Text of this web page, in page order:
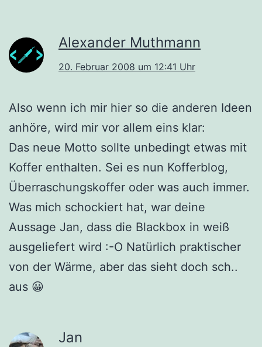
Alexander Muthmann
20. Februar 2008 um 12:41 Uhr
Also wenn ich mir hier so die anderen Ideen
anhöre, wird mir vor allem eins klar:
Das neue Motto sollte unbedingt etwas mit
Koffer enthalten. Sei es nun Kofferblog,
Überraschungskoffer oder was auch immer.
Was mich schockiert hat, war deine
Aussage Jan, dass die Blackbox in weiß
ausgeliefert wird :-O Natürlich praktischer
von der Wärme, aber das sieht doch sch..
aus 😀
Jan